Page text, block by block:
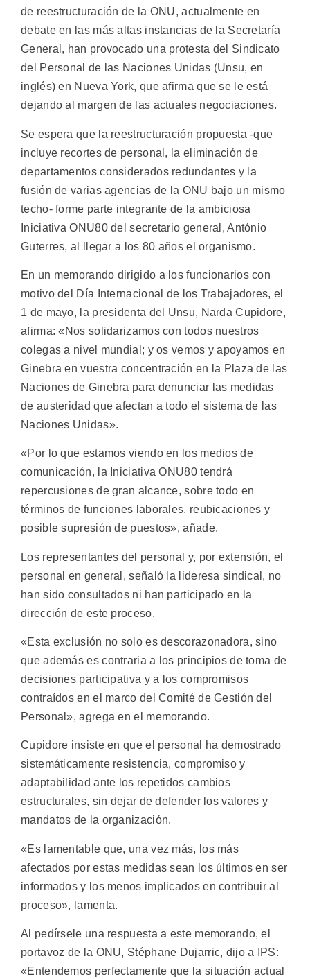
de reestructuración de la ONU, actualmente en
debate en las más altas instancias de la Secretaría
General, han provocado una protesta del Sindicato
del Personal de las Naciones Unidas (Unsu, en
inglés) en Nueva York, que afirma que se le está
dejando al margen de las actuales negociaciones.
Se espera que la reestructuración propuesta -que
incluye recortes de personal, la eliminación de
departamentos considerados redundantes y la
fusión de varias agencias de la ONU bajo un mismo
techo- forme parte integrante de la ambiciosa
Iniciativa ONU80 del secretario general, António
Guterres, al llegar a los 80 años el organismo.
En un memorando dirigido a los funcionarios con
motivo del Día Internacional de los Trabajadores, el
1 de mayo, la presidenta del Unsu, Narda Cupidore,
afirma: «Nos solidarizamos con todos nuestros
colegas a nivel mundial; y os vemos y apoyamos en
Ginebra en vuestra concentración en la Plaza de las
Naciones de Ginebra para denunciar las medidas
de austeridad que afectan a todo el sistema de las
Naciones Unidas».
«Por lo que estamos viendo en los medios de
comunicación, la Iniciativa ONU80 tendrá
repercusiones de gran alcance, sobre todo en
términos de funciones laborales, reubicaciones y
posible supresión de puestos», añade.
Los representantes del personal y, por extensión, el
personal en general, señaló la lideresa sindical, no
han sido consultados ni han participado en la
dirección de este proceso.
«Esta exclusión no solo es descorazonadora, sino
que además es contraria a los principios de toma de
decisiones participativa y a los compromisos
contraídos en el marco del Comité de Gestión del
Personal», agrega en el memorando.
Cupidore insiste en que el personal ha demostrado
sistemáticamente resistencia, compromiso y
adaptabilidad ante los repetidos cambios
estructurales, sin dejar de defender los valores y
mandatos de la organización.
«Es lamentable que, una vez más, los más
afectados por estas medidas sean los últimos en ser
informados y los menos implicados en contribuir al
proceso», lamenta.
Al pedírsele una respuesta a este memorando, el
portavoz de la ONU, Stéphane Dujarric, dijo a IPS:
«Entendemos perfectamente que la situación actual